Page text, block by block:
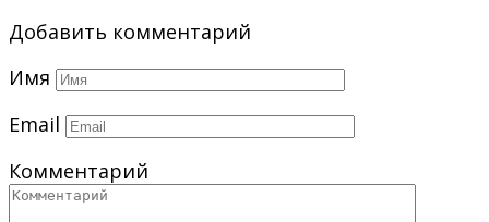
Добавить комментарий
Имя
Email
Комментарий